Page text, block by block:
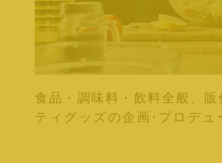
食品・調味料・飲料全般、
ティグッズの企画･プロデュ